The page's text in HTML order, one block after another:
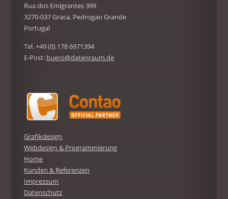
Rua dos Emigrantes 399
3270-037 Graca, Pedrogao Grande
Portugal
Tel. +49 (0) 178 6971394
E-Post:buero@datenraum.de
Grafikdesign
Webdesign & Programmierung
Home
Kunden & Referenzen
Impressum
Datenschutz